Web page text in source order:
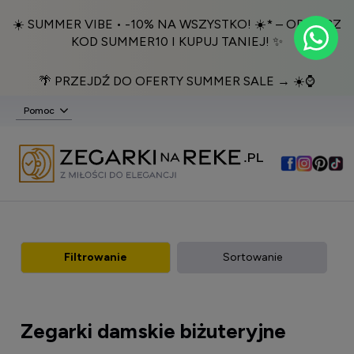
☀️ SUMMER VIBE • -10% NA WSZYSTKO! ☀️* – ODBIERZ
KOD SUMMER10 I KUPUJ TANIEJ! ✨
🌴 PRZEJDŹ DO OFERTY SUMMER SALE → ☀️⌚️
Pomoc
Filtrowanie Sortowanie
Zegarki damskie biżuteryjne